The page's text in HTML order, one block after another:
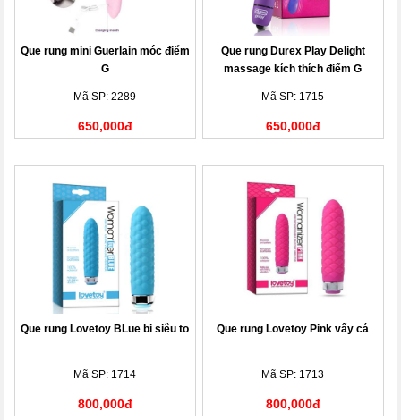
Que rung mini Guerlain móc điểm
G
Mã SP: 2289
650,000đ
Que rung Durex Play Delight
massage kích thích điểm G
Mã SP: 1715
650,000đ
Que rung Lovetoy BLue bi siêu to
Mã SP: 1714
800,000đ
Que rung Lovetoy Pink vẩy cá
Mã SP: 1713
800,000đ